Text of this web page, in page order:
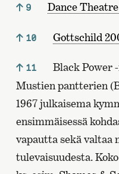
9 Dance
10 Gottschild
11
Black Power
Mustien pantterien
1967 julkaisema
ensimmäisessä
vapautta sekä valtaa
tulevaisuudesta.